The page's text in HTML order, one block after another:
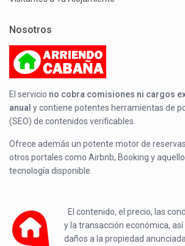
Nosotros
El servicio no cobra comisiones ni cargos
anual y contiene potentes herramientas de
(SEO) de contenidos verificables.
Ofrece además un potente motor de
otros portales como Airbnb, Booking y
tecnología disponible.
El contenido, el precio, las
y la transacción económica,
daños a la propiedad